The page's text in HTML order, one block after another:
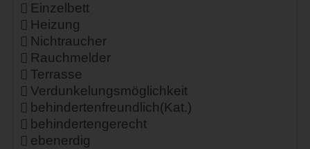
Einzelbett
Heizung
Nichtraucher
Rauchmelder
Terrasse
Verdunkelungsmöglichkeit
behindertenfreundlich(Kat.)
behindertengerecht
ebenerdig